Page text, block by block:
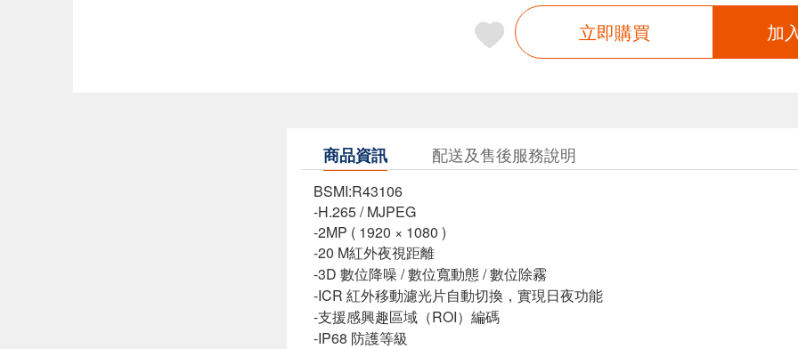
立即購買 加
商品資訊 配送及售後服務說明
BSMI:R43106
-H.265 / MJPEG
-2MP ( 1920 × 1080 )
-20 M紅外夜視距離
-3D 數位降噪 / 數位寬動態 / 數位除霧
-ICR 紅外移動濾光片自動切換，實現日夜功能
-支援感興趣區域（ROI）編碼
-IP68 防護等級